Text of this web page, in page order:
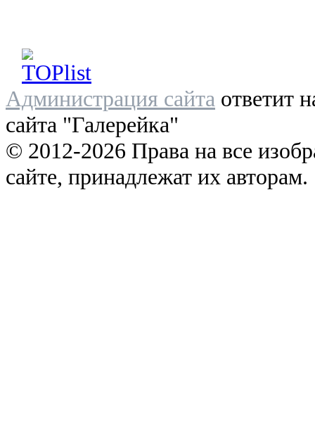
Администрация сайта ответит
сайта "Галерейка"
© 2012-2026 Права на все
сайте, принадлежат их авторам.